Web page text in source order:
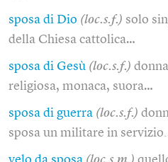
sposa di Dio (loc.s.f.) solo
della Chiesa cattolica…
sposa di Gesù (loc.s.f.)
religiosa, monaca, suora…
sposa di guerra (loc.s.f.)
sposa un militare in